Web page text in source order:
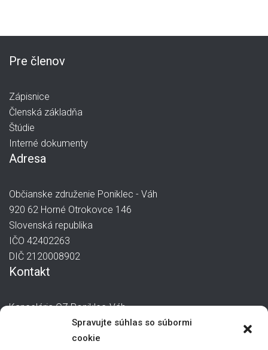
Spravujte súhlas so súbormi
cookie
Pre členov
Zápisnice
Členská základňa
Štúdie
Interné dokumenty
Adresa
Občianske združenie Poniklec - Váh
920 62 Horné Otrokovce 146
Slovenská republika
IČO 42402263
DIČ 2120008902
Kontakt
Kancelária OZ Poniklec-Váh
manager@poniklec-vah.sk